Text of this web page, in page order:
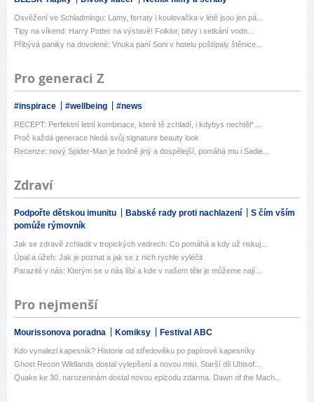
Osvěžení ve Schladmingu: Lamy, ferraty i koulovačka v létě jsou jen pá...
Tipy na víkend: Harry Potter na výstavě! Folklor, bitvy i setkání vodn...
Přibývá paniky na dovolené: Vnuka paní Soni v hotelu poštípaly štěnice...
Pro generaci Z
#inspirace #wellbeing #news
RECEPT: Perfektní letní kombinace, které tě zchladí, i kdybys nechtěl*...
Proč každá generace hledá svůj signature beauty look
Recenze: nový Spider-Man je hodně jiný a dospělejší, pomáhá mu i Sadie...
Zdraví
Podpořte dětskou imunitu Babské rady proti nachlazení
S čím vším
pomůže rýmovník
Jak se zdravě zchladit v tropických vedrech: Co pomáhá a kdy už riskuj...
Úpal a úžeh: Jak je poznat a jak se z nich rychle vyléčit
Parazité v nás: Kterým se u nás líbí a kde v našem těle je můžeme nají...
Pro nejmenší
Mourissonova poradna Komiksy Festival ABC
Kdo vynalezl kapesník? Historie od středověku po papírové kapesníky
Ghost Recon Wildlands dostal vylepšení a novou misi. Starší díl Ubisof...
Quake ke 30. narozeninám dostal novou epizodu zdarma. Dawn of the Mach...